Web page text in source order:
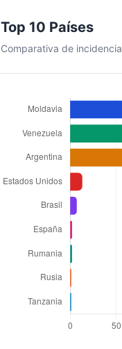
Top 10 Países
Comparativa de incidencia